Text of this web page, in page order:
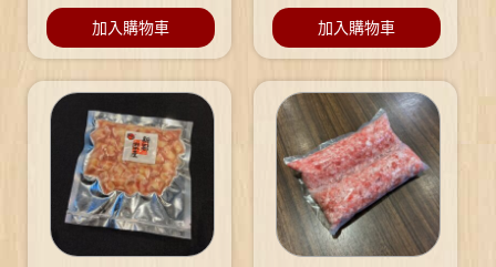
加入購物車 加入購物車